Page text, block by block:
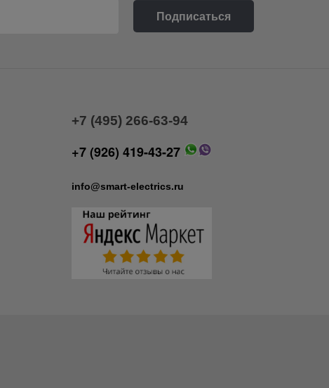
+7 (495) 266-63-94
+7 (926) 419-43-27
info@smart-electrics.ru